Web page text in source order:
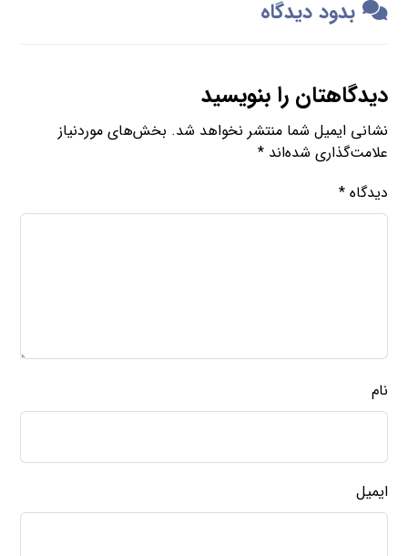
بدود دیدگاه
دیدگاهتان را بنویسید
نشانی ایمیل شما منتشر نخواهد شد. بخش‌های موردنیاز
علامت‌گذاری شده‌اند*
دیدگاه*
نام
ایمیل